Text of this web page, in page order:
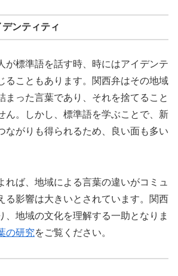
ンティティ
が標準語を話す時、時にはアイデンテ
ることもあります。関西弁はその地域
まった言葉であり、それを捨てること
ん。しかし、標準語を学ぶことで、新
ながりも得られるため、良い面も多い
れば、地域による言葉の違いがコミュ
る影響は大きいとされています。関西
、地域の文化を理解する一助となりま
の研究をご覧ください。